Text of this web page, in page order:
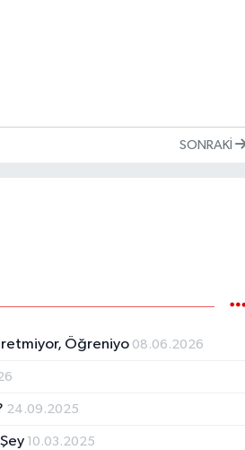
SONRAKI
Öğreniyo 08.06.2026
24.09.2025
10.03.2025